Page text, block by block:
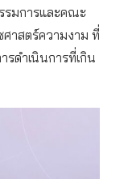
รมการและคณะ
ศาสตร์ความงาม ที่
รดำเนินการที่เกิน